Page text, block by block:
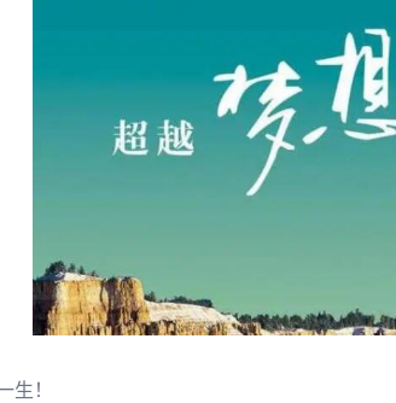
生！